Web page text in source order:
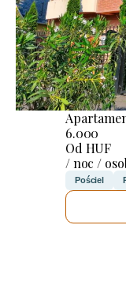
6.000
Od HUF
/ noc /
Pościel